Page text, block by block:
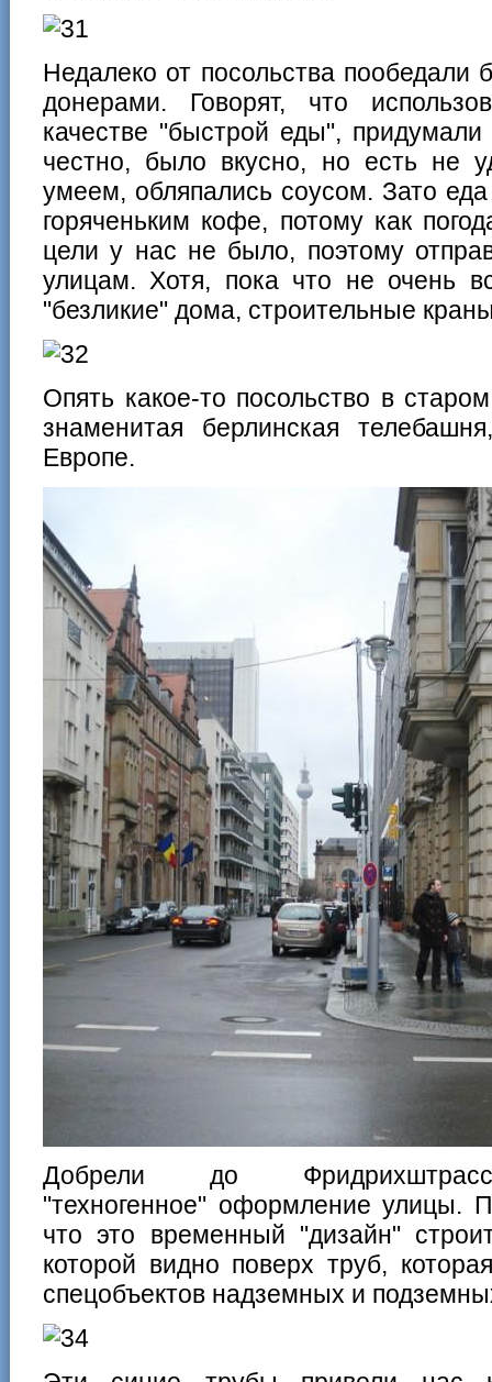
Недалеко от посольства
донерами. Говорят, что
качестве "быстрой еды",
честно, было вкусно, но есть не
умеем, обляпались соусом. Зато
горяченьким кофе, потому как
цели у нас не было, поэтому
улицам. Хотя, пока что не очень
"безликие" дома, строительные
Опять какое-то посольство в
знаменитая берлинская
Европе.
Добрели до
"техногенное" оформление улицы.
что это временный "дизайн"
которой видно поверх труб,
спецобъектов надземных и